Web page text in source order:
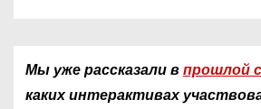
Мы уже рассказали впрошлой
каких интерактивах